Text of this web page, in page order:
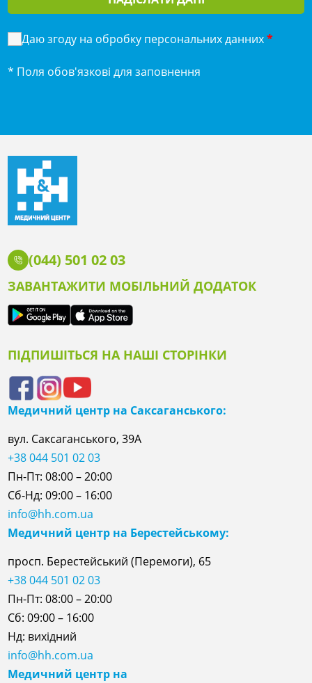
Даю згоду на обробку персональних данних*
* Поля обов'язкові для заповнення
(044) 501 02 03
ЗАВАНТАЖИТИ МОБІЛЬНИЙ ДОДАТОК
ПІДПИШІТЬСЯ НА НАШІ СТОРІНКИ
Медичний центр на Саксаганського:
вул. Саксаганського, 39А
+38 044 501 02 03
Пн-Пт: 08:00 – 20:00
Сб-Нд: 09:00 – 16:00
info@hh.com.ua
Медичний центр на Берестейському:
просп. Берестейський (Перемоги), 65
+38 044 501 02 03
Пн-Пт: 08:00 – 20:00
Сб: 09:00 – 16:00
Нд: вихідний
info@hh.com.ua
Медичний центр на